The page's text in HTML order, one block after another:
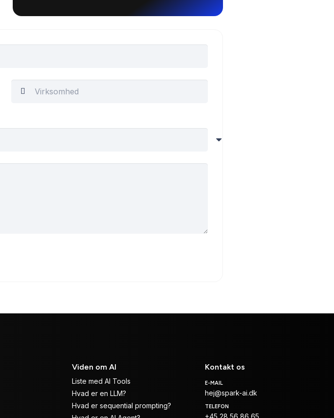
Viden om AI
Liste med AI Tools
Hvad er en LLM?
Hvad er sequential prompting?
Kontakt os
E-MAIL
hej@spark-ai.dk
TELEFON
+45 28 56 86 65